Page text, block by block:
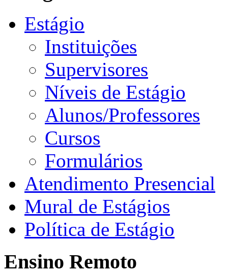
Estágio
Instituições
Supervisores
Níveis de Estágio
Alunos/Professores
Cursos
Formulários
Atendimento Presencial
Mural de Estágios
Política de Estágio
Ensino Remoto